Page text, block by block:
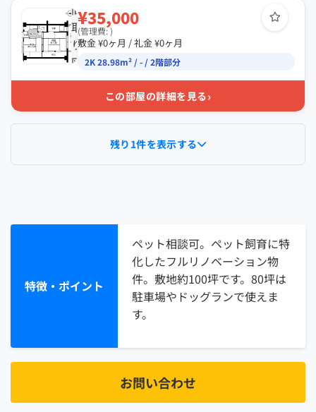
特徴・ポイント
ペット相談可。ペット飼育に特
化したフルリノベーション物
件。敷地約100坪です。80坪は
駐車場やドッグランで使えま
す。
お問い合わせ
間
取
り
図
¥35,000
(管理費: )
敷金 ¥0ヶ月 / 礼金 ¥0ヶ月
2K 28.98m² / - / 2階部分
この部屋の詳細を見る›
残り1件を表示する